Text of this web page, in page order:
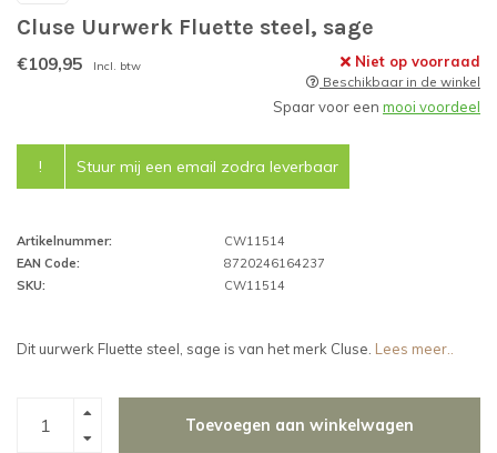
Cluse Uurwerk Fluette steel, sage
€109,95 Incl. btw Niet op voorraad
Beschikbaar in de winkel
Spaar voor een mooi voordeel
! Stuur mij een email zodra leverbaar
Artikelnummer:
CW11514
EAN Code:
8720246164237
SKU:
CW11514
Dit uurwerk Fluette steel, sage is van het merk Cluse. Lees meer..
Toevoegen aan winkelwagen